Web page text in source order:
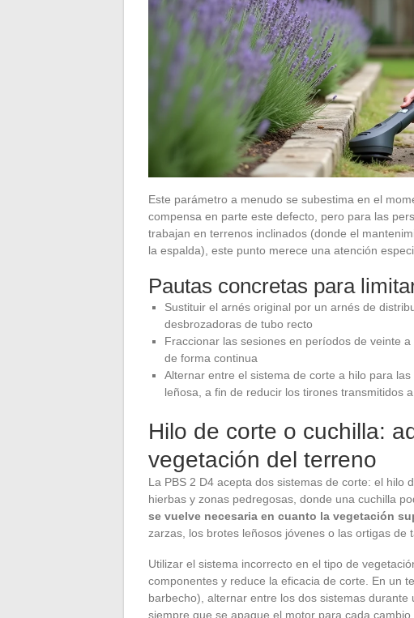
Este parámetro a menudo se subestima en el
compensa en parte este defecto, pero para las
trabajan en terrenos inclinados (donde el
la espalda), este punto merece una atención
Pautas concretas para
Sustituir el arnés original por un arnés de
desbrozadoras de tubo recto
Fraccionar las sesiones en períodos de veinte
de forma continua
Alternar entre el sistema de corte a hilo para
leñosa, a fin de reducir los tirones transmitidos
Hilo de corte o cuchilla:
vegetación del terreno
La PBS 2 D4 acepta dos sistemas de corte: el hilo
hierbas y zonas pedregosas, donde una cuchilla
se vuelve necesaria en cuanto la vegetación
zarzas, los brotes leñosos jóvenes o las ortigas de
Utilizar el sistema incorrecto en el tipo de
componentes y reduce la eficacia de corte. En un
barbecho), alternar entre los dos sistemas
siempre que se apague el motor para cada cambio.